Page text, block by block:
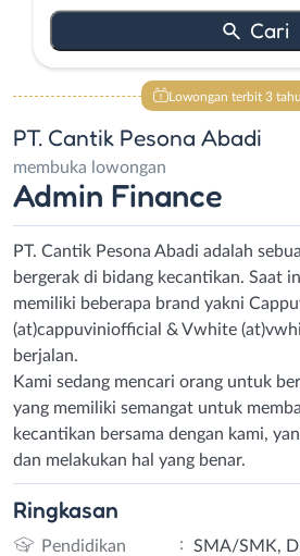
Lowongan terbit 3
PT. Cantik Pesona Abadi
membuka lowongan
Admin Finance
PT. Cantik Pesona Abadi adalah
bergerak di bidang kecantikan. Saat
memiliki beberapa brand yakni
(at)cappuviniofficial & Vwhite
berjalan.
Kami sedang mencari orang untuk
yang memiliki semangat untuk
kecantikan bersama dengan kami,
dan melakukan hal yang benar.
Ringkasan
Pendidikan :
SMA/SMK,